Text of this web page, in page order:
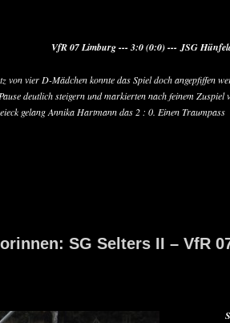
VfR 07 Limburg --- 3:0 (0:0) --- JSG
von vier D-Mädchen konnte das Spiel doch angepfiffen
deutlich steigern und markierten nach feinem
gelang Annika Hartmann das 2 : 0. Einen Traumpass
SG Selters II – VfR